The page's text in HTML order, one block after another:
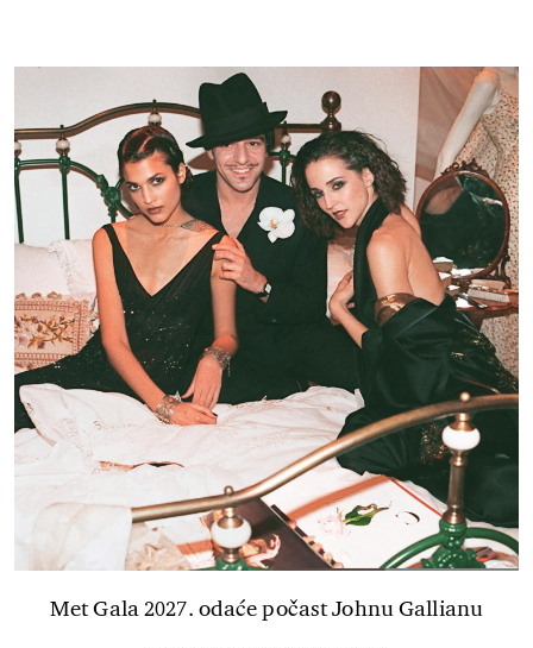
Met Gala 2027. odaće počast Johnu Gallianu